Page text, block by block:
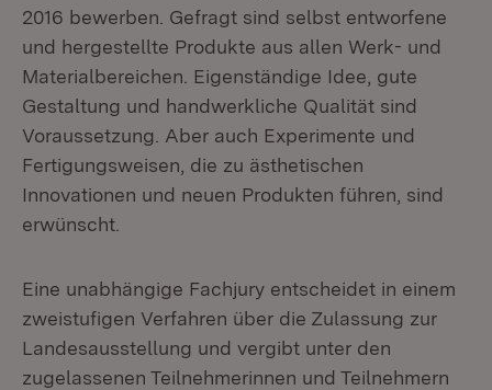
2016 bewerben. Gefragt sind selbst entworfene
und hergestellte Produkte aus allen Werk- und
Materialbereichen. Eigenständige Idee, gute
Gestaltung und handwerkliche Qualität sind
Voraussetzung. Aber auch Experimente und
Fertigungsweisen, die zu ästhetischen
Innovationen und neuen Produkten führen, sind
erwünscht.
Eine unabhängige Fachjury entscheidet in einem
zweistufigen Verfahren über die Zulassung zur
Landesausstellung und vergibt unter den
zugelassenen Teilnehmerinnen und Teilnehmern